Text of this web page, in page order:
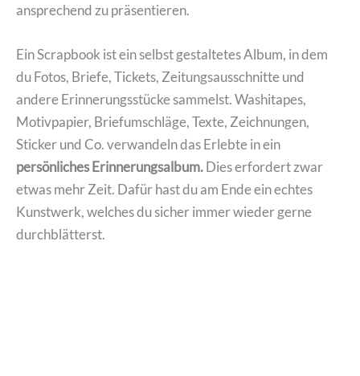
ansprechend zu präsentieren.
Ein Scrapbook ist ein selbst gestaltetes Album, in dem
du Fotos, Briefe, Tickets, Zeitungsausschnitte und
andere Erinnerungsstücke sammelst. Washitapes,
Motivpapier, Briefumschläge, Texte, Zeichnungen,
Sticker und Co. verwandeln das Erlebte in ein
persönliches Erinnerungsalbum.Dies erfordert zwar
etwas mehr Zeit. Dafür hast du am Ende ein echtes
Kunstwerk, welches du sicher immer wieder gerne
durchblätterst.